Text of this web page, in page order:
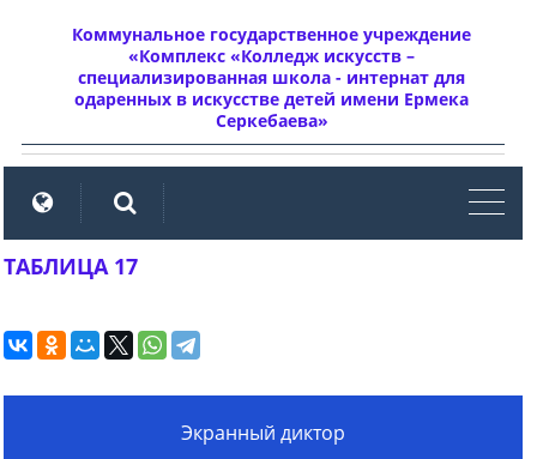
Коммунальное государственное учреждение
«Комплекс «Колледж искусств –
специализированная школа - интернат для
одаренных в искусстве детей имени Ермека
Серкебаева»
ТАБЛИЦА 17
Экранный диктор